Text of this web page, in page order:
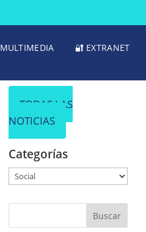
MULTIMEDIA 🔐 EXTRANET
TODAS LAS
NOTICIAS
Categorías
Categorías